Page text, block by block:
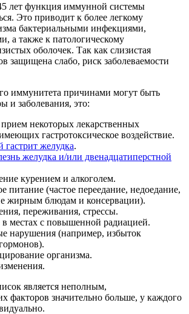
лет функция иммунной системы
Это приводит к более легкому
бактериальными инфекциями,
а также к патологическому
оболочек. Так как слизистая
защищена слабо, риск заболеваемости
иммунитета причинами могут быть
и заболевания, это:
некоторых лекарственных
гастротоксическое воздействие.
гастрит желудка.
желудка и/или двенадцатиперстной
курением и алкоголем.
питание (частое переедание, недоедание,
жирным блюдам и консервации).
переживания, стрессы.
местах с повышенной радиацией.
нарушения (например, избыток
организма.
является неполным,
факторов значительно больше, у каждого